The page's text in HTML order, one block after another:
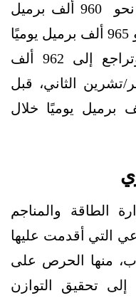
وسجل إنتاج الجزائر النفطي نحو 960 ألف برميل
يوميًا خلال سبتمبر/أيلول، ونحو 965 ألف برميل يوميًا
خلال أكتوبر/تشرين الأول، وتراجع إلى 962 ألف
تشرين الثاني، قبل
إلى نحو 959 ألف برميل يوميًا خلال
الطاقة والمناجم
التي أقدمت عليها
منها الحرص على
إلى تحقيق التوازن